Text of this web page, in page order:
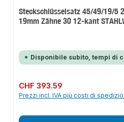
Steckschlüsselsatz 45/49/19/5
19mm Zähne 30 12-kant
Disponibile subito, tempi di
Prezzo normale:
CHF 393.59
Prezzi incl. IVA più costi di